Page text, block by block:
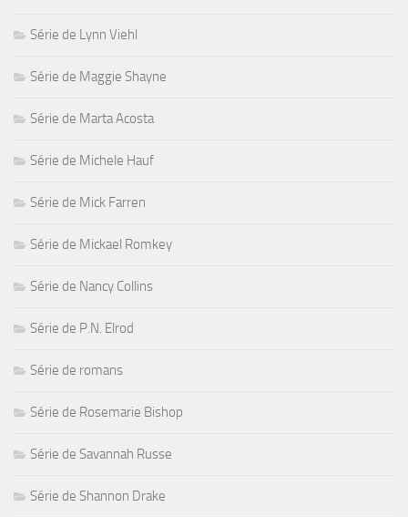
Série de Lynn Viehl
Série de Maggie Shayne
Série de Marta Acosta
Série de Michele Hauf
Série de Mick Farren
Série de Mickael Romkey
Série de Nancy Collins
Série de P.N. Elrod
Série de romans
Série de Rosemarie Bishop
Série de Savannah Russe
Série de Shannon Drake